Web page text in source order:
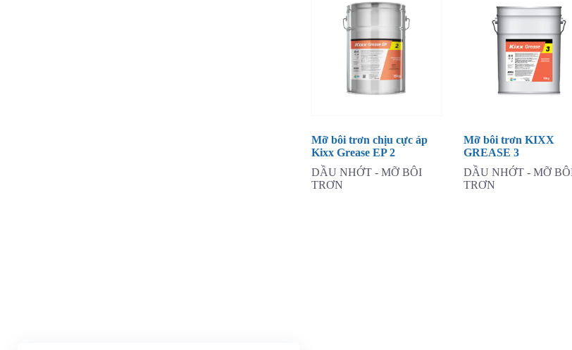
Mỡ bôi trơn chịu cực áp
Kixx Grease EP 2
DẦU NHỚT - MỠ BÔI
TRƠN
Mỡ bôi trơn KIXX
GREASE 3
DẦU NHỚT - MỠ
TRƠN